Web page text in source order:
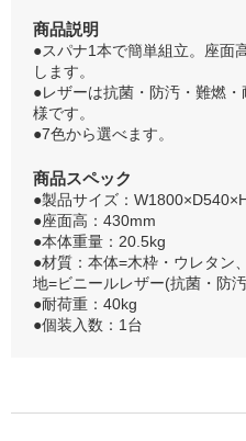
商品説明
●スパナ1本で簡単組立。座面
します。
●レザーは抗菌・防汚・難燃
様です。
●7色から選べます。
商品スペック
●製品サイズ：
●座面高：430mm
●本体重量：20.5kg
●材質：本体=木枠・ウレタン
地=ビニールレザー(抗菌・防
●耐荷重：40kg
●個装入数：1台